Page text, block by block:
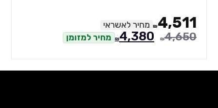
מחיר לאשראי
₪4,380 מחיר למזומן